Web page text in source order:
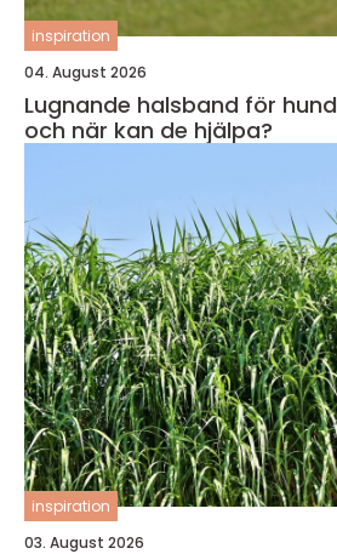
inspiration
04. August 2026
Lugnande halsband för hund hur fungerar de
och när kan de hjälpa?
inspiration
03. August 2026